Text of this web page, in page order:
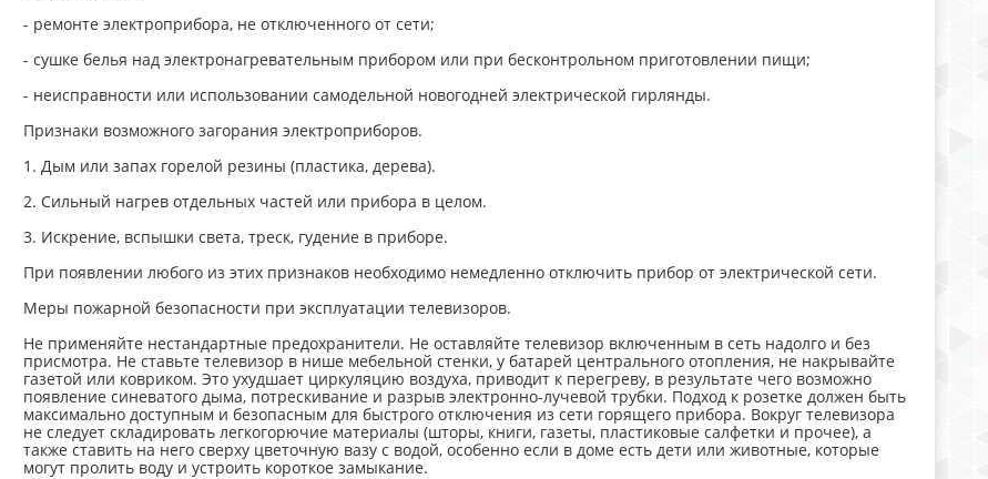
- ремонте электроприбора, не отключенного от сети;
- сушке белья над электронагревательным прибором или при бесконтрольном приготовлении пищи;
- неисправности или использовании самодельной новогодней электрической гирлянды.
Признаки возможного загорания электроприборов.
1. Дым или запах горелой резины (пластика, дерева).
2. Сильный нагрев отдельных частей или прибора в целом.
3. Искрение, вспышки света, треск, гудение в приборе.
При появлении любого из этих признаков необходимо немедленно отключить прибор от электрической сети.
Меры пожарной безопасности при эксплуатации телевизоров.
Не применяйте нестандартные предохранители. Не оставляйте телевизор включенным в сеть надолго и без
присмотра. Не ставьте телевизор в нише мебельной стенки, у батарей центрального отопления, не накрывайте
газетой или ковриком. Это ухудшает циркуляцию воздуха, приводит к перегреву, в результате чего возможно
появление синеватого дыма, потрескивание и разрыв электронно-лучевой трубки. Подход к розетке должен быть
максимально доступным и безопасным для быстрого отключения из сети горящего прибора. Вокруг телевизора
не следует складировать легкогорючие материалы (шторы, книги, газеты, пластиковые салфетки и прочее), а
также ставить на него сверху цветочную вазу с водой, особенно если в доме есть дети или животные, которые
могут пролить воду и устроить короткое замыкание.